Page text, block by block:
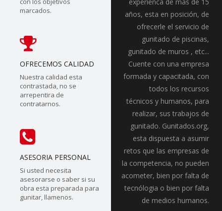
marcados.
OFRECEMOS CALIDAD
Nuestra calidad esta
contrastada, no se
arrepentira de
contratarnos.
ASESORIA PERSONAL
Si usted necesita
asesorarse o saber si su
obra esta preparada para
gunitar, llamenos.
experienca de mas de 15
años, esta en posición, de
ofrecerle el servicio de
gunitado de piscinas,
gunitado de muros , etc...
Cuente con una empresa
formada y capacitada, con
todos los recursos
técnicos y humanos, para
realizar, sus trabajos de
gunitado. Gunitados.org,
esta dispuesta a asumir
retos que las empresas de
la competencia, no pueden
acometer, bien por falta de
tecnólogia o bien por falta
de medios humanos.